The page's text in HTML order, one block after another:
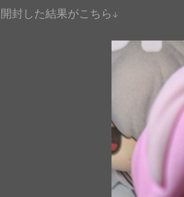
開封した結果がこちら↓